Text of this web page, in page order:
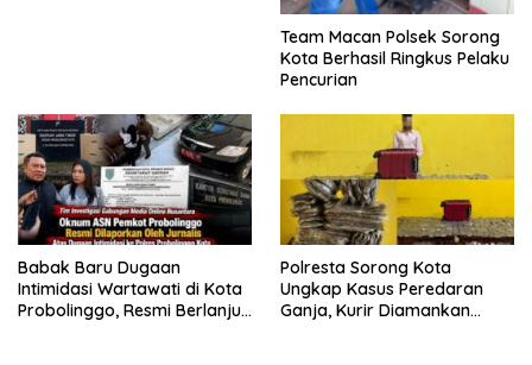
Team Macan Polsek Sorong
Kota Berhasil Ringkus Pelaku
Pencurian
Babak Baru Dugaan
Intimidasi Wartawati di Kota
Probolinggo, Resmi Berlanjut
Polresta Sorong Kota
Ungkap Kasus Peredaran
Ganja, Kurir Diamankan